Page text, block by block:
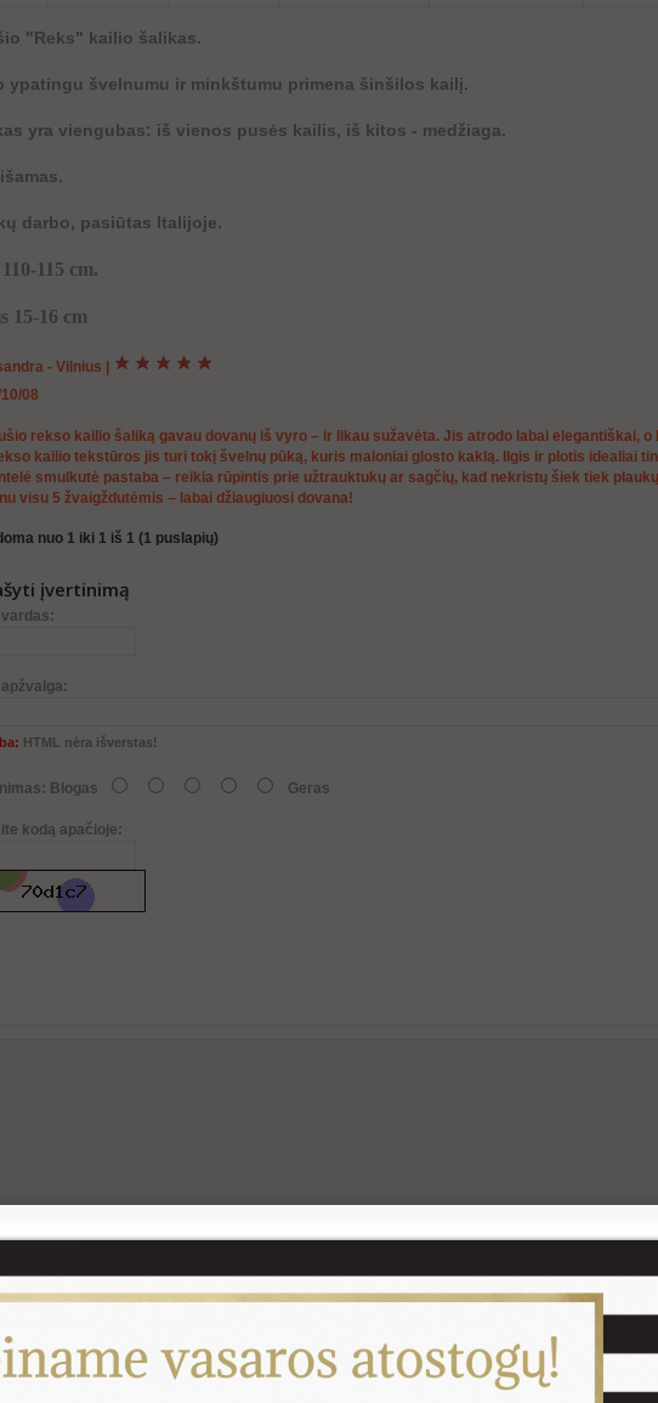
"Reks" kailio šalikas.
ypatingu švelnumu ir minkštumu primena šinšilos kailį.
yra viengubas: iš vienos pusės kailis, iš kitos - medžiaga.
darbo, pasiūtas Italijoje.
115 cm.
15-16 cm
- Vilnius |
08
rekso kailio šaliką gavau dovanų iš vyro – ir likau sužavėta. Jis atrodo labai elegantiškai,
kailio tekstūros jis turi tokį švelnų pūką, kuris maloniai glosto kaklą. Ilgis ir plotis idealiai
smulkutė pastaba – reikia rūpintis prie užtrauktukų ar sagčių, kad nekristų šiek tiek
visu 5 žvaigždutėmis – labai džiaugiuosi dovana!
nuo 1 iki 1 iš 1 (1 puslapių)
įvertinimą
HTML nėra išverstas!
Blogas Geras
kodą apačioje: